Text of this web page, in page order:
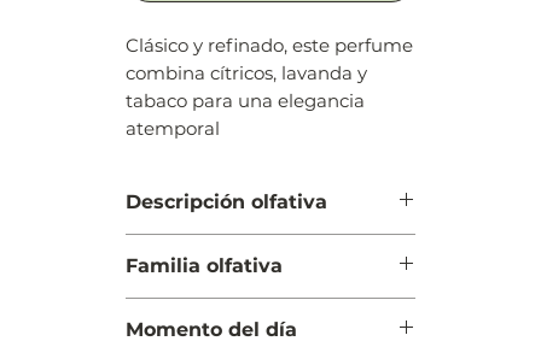
Clásico y refinado, este perfume
combina cítricos, lavanda y
tabaco para una elegancia
atemporal
Descripción olfativa
mandarina, fresia, hiedra,
albahaca y bergamota
Cuerpo: Cilantro, flor de azahar
Familia olfativa
Momento del día